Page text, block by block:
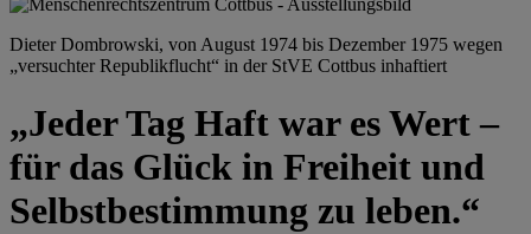
Dieter Dombrowski, von August 1974 bis Dezember 1975 wegen
„versuchter Republikflucht“ in der StVE Cottbus inhaftiert
„Jeder Tag Haft war es Wert –
für das Glück in Freiheit und
Selbstbestimmung zu leben.“